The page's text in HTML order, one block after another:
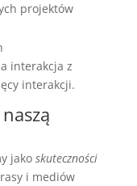
projektów
interakcja z
interakcji.
jako skuteczności
i mediów